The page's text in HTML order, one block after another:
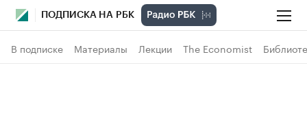
ПОДПИСКА НА РБК
В подписке Материалы Лекции The Economist